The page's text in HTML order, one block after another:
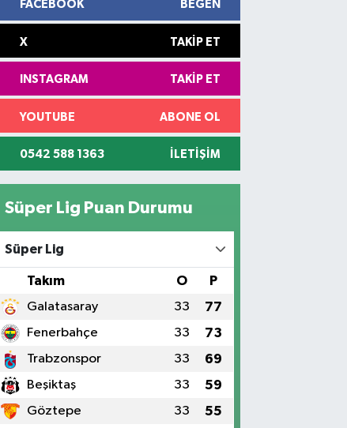
FACEBOOK BEĞEN
X TAKIP ET
INSTAGRAM TAKIP ET
YOUTUBE ABONE OL
0542 588 1363 İLETIŞIM
Süper Lig Puan Durumu
Süper Lig
Takım O P
Galatasaray 33 77
Fenerbahçe 33 73
Trabzonspor 33 69
Beşiktaş 33 59
Göztepe 33 55